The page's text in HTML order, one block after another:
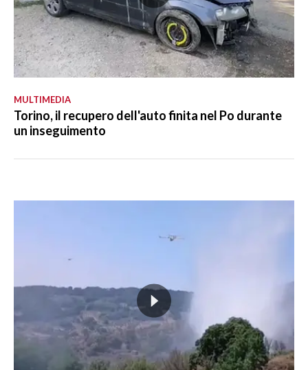
MULTIMEDIA
Torino, il recupero dell'auto finita nel Po durante
un inseguimento